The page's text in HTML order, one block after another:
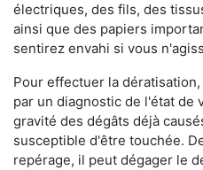
électriques, des fils, des
ainsi que des papiers
sentirez envahi si vous
Pour effectuer la
par un diagnostic de l'état de
gravité des dégâts déjà
susceptible d'être touchée.
repérage, il peut dégager le